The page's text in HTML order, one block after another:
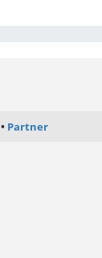
Partner